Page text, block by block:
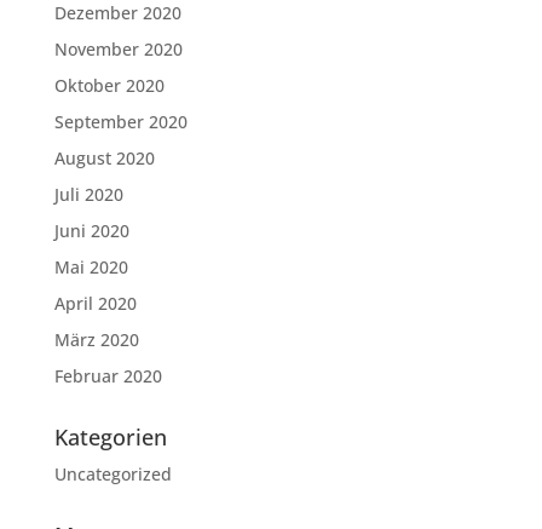
Dezember 2020
November 2020
Oktober 2020
September 2020
August 2020
Juli 2020
Juni 2020
Mai 2020
April 2020
März 2020
Februar 2020
Kategorien
Uncategorized